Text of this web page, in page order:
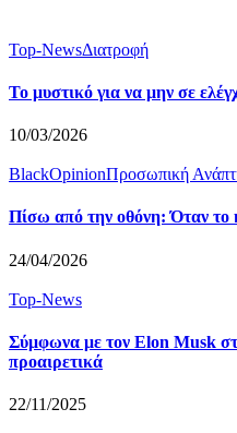
Top-NewsΔιατροφή
Το μυστικό για να μην σε
10/03/2026
BlackOpinionΠροσωπική
Πίσω από την οθόνη: Όταν το
24/04/2026
Top-News
Σύμφωνα με τον Elon Musk
προαιρετικά
22/11/2025